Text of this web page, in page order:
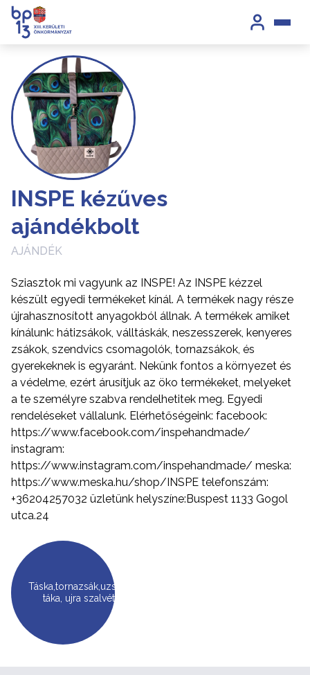
INSPE kézűves
ajándékbolt
AJÁNDÉK
Sziasztok mi vagyunk az INSPE! Az INSPE kézzel
készült egyedi termékeket kínál. A termékek nagy része
újrahasznosított anyagokból állnak. A termékek amiket
kínálunk: hátizsákok, válltáskák, neszesszerek, kenyeres
zsákok, szendvics csomagolók, tornazsákok, és
gyerekeknek is egyaránt. Nekünk fontos a környezet és
a védelme, ezért árusítjuk az öko termékeket, melyeket
a te személyre szabva rendelhetitek meg. Egyedi
rendeléseket vállalunk. Elérhetőségeink: facebook:
https://www.facebook.com/inspehandmade/
instagram:
https://www.instagram.com/inspehandmade/ meska:
https://www.meska.hu/shop/INSPE telefonszám:
+36204257032 üzletünk helyszíne:Buspest 1133 Gogol
utca.24
Táska,tornazsák,uzsanás
táka, ujra szalvéta.